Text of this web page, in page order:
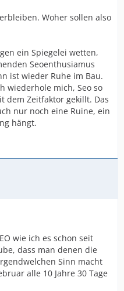
Woher sollen also
ein Spiegelei wetten,
Seoenthusiamus
ist wieder Ruhe im Bau.
wiederhole mich, Seo so
dem Zeitfaktor gekillt. Das
nur noch eine Ruine, ein
hängt.
wie ich es schon seit
dass man denen die
Sinn macht
alle 10 Jahre 30 Tage